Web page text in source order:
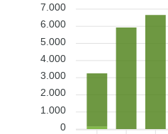
7.000
6.000
5.000
4.000
3.000
2.000
1.000
0